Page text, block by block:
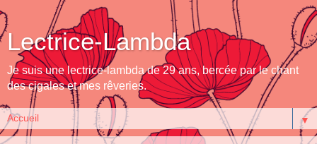
Lectrice-Lambda
Je suis une lectrice-lambda de 29 ans, bercée par le chant
des cigales et mes rêveries.
▼